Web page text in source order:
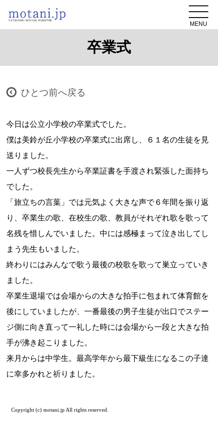
MENU
卒業式
ひとつ前へ戻る
今日は公立小学校の卒業式でした。
僕は美鈴が丘小学校の卒業式に出席し、６１名の生徒を見
送りました。
一人ずつ校長先生から卒業証書を手渡され緊張した面持ち
でした。
「旅立ちの言葉」では元気よく大きな声で６年間を振り返
り、卒業生の歌、在校生の歌、教員がそれぞれ歌を歌って
名残を惜しんでいました。中には感極まって泣き出してし
まう先生もいました。
終わりにはみんなで歌う最後の校歌を歌って巣立っていき
ました。
卒業生退場では会場からの大きな拍手に包まれて体育館を
後にしていましたが、一番最後の男子生徒が出口でステー
ジ側に向き直って一礼した時には会場から一段と大きな拍
手が沸き起こりました。
来月からは中学生。最高学年から最下級生になるこの子達
に幸多かれと祈りました。
Copyright (c) motani.jp All rights reserved.